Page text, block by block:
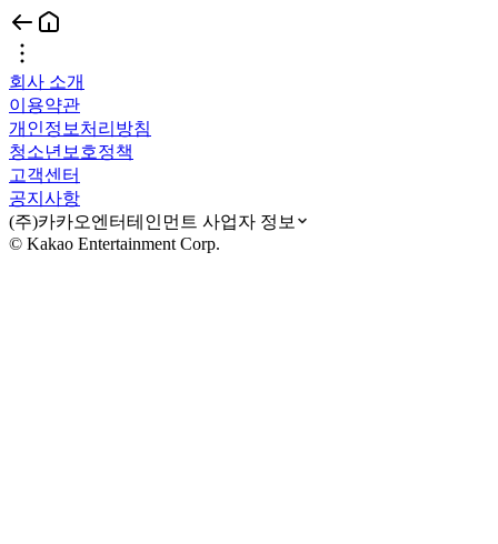
회사 소개
이용약관
개인정보처리방침
청소년보호정책
고객센터
공지사항
(주)카카오엔터테인먼트 사업자 정보
© Kakao Entertainment Corp.